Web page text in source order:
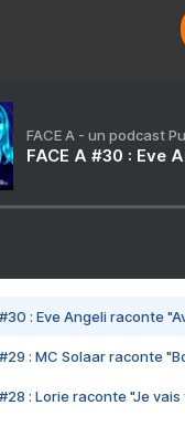
FACE A - un podcast
FACE A #30 : Eve
#30 : Eve Angeli raconte
#29 : MC Solaar raconte
#28 : Lorie raconte "Je vais